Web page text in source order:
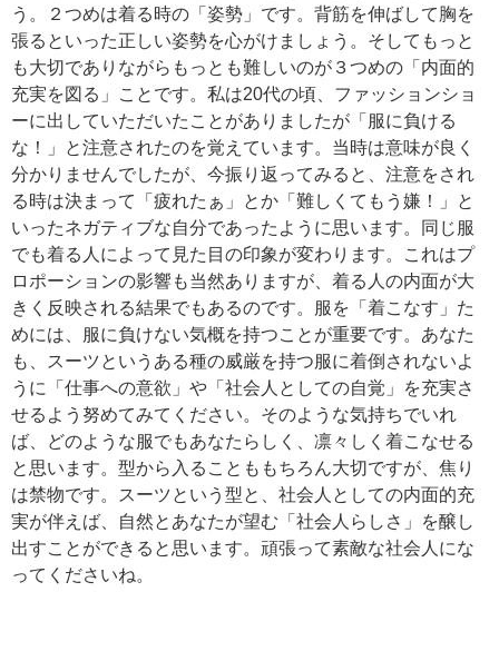
う。２つめは着る時の「姿勢」です。背筋を伸ばして胸を
張るといった正しい姿勢を心がけましょう。そしてもっと
も大切でありながらもっとも難しいのが３つめの「内面的
充実を図る」ことです。私は20代の頃、ファッションショ
ーに出していただいたことがありましたが「服に負ける
な！」と注意されたのを覚えています。当時は意味が良く
分かりませんでしたが、今振り返ってみると、注意をされ
る時は決まって「疲れたぁ」とか「難しくてもう嫌！」と
いったネガティブな自分であったように思います。同じ服
でも着る人によって見た目の印象が変わります。これはプ
ロポーションの影響も当然ありますが、着る人の内面が大
きく反映される結果でもあるのです。服を「着こなす」た
めには、服に負けない気概を持つことが重要です。あなた
も、スーツというある種の威厳を持つ服に着倒されないよ
うに「仕事への意欲」や「社会人としての自覚」を充実さ
せるよう努めてみてください。そのような気持ちでいれ
ば、どのような服でもあなたらしく、凛々しく着こなせる
と思います。型から入ることももちろん大切ですが、焦り
は禁物です。スーツという型と、社会人としての内面的充
実が伴えば、自然とあなたが望む「社会人らしさ」を醸し
出すことができると思います。頑張って素敵な社会人にな
ってくださいね。